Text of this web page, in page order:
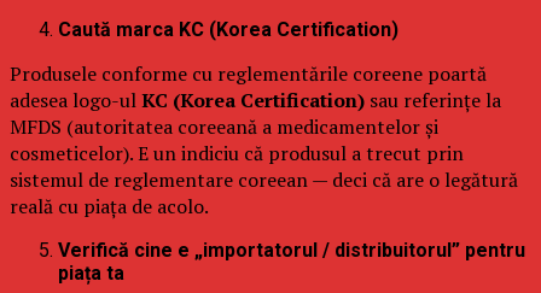
Caută marca KC (Korea Certification)
Produsele conforme cu reglementările coreene poartă
adesea logo-ulKC (Korea Certification) sau referințe la
MFDS (autoritatea coreeană a medicamentelor și
cosmeticelor). E un indiciu că produsul a trecut prin
sistemul de reglementare coreean — deci că are o legătură
reală cu piața de acolo.
Verifică cine e „importatorul / distribuitorul” pentru
piața ta